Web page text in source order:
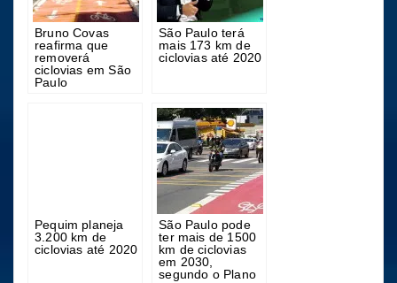
Bruno Covas
reafirma que
removerá
ciclovias em São
Paulo
São Paulo terá
mais 173 km de
ciclovias até 2020
Pequim planeja
3.200 km de
ciclovias até 2020
São Paulo pode
ter mais de 1500
km de ciclovias
em 2030,
segundo o Plano